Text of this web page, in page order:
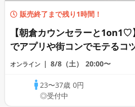
販売終了まで残り1時間！
【朝倉カウンセラーと
でアプリや街コンでモテるコ
バイス♡《オンライン恋愛カウ
オンライン 8/8（土） 20:00〜
23〜37歳0円
◎受付中